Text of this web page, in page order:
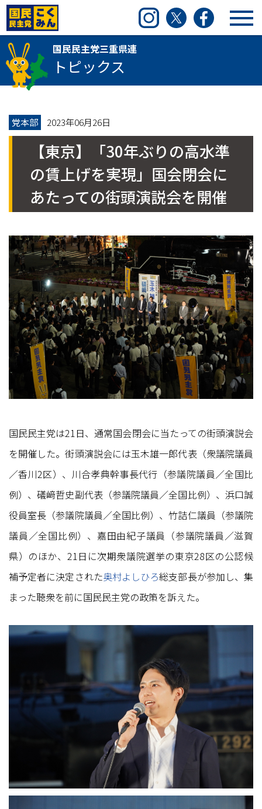
国民民主党三重県連 InstagramTwitter Facebook
国民民主党三重県連
トピックス
党本部 2023年06月26日
【東京】「30年ぶりの高水準
の賃上げを実現」国会閉会に
あたっての街頭演説会を開催
国民民主党は21日、通常国会閉会に当たっての街頭演説会
を開催した。街頭演説会には玉木雄一郎代表（衆議院議員
／香川2区）、川合孝典幹事長代行（参議院議員／全国比
例）、礒﨑哲史副代表（参議院議員／全国比例）、浜口誠
役員室長（参議院議員／全国比例）、竹詰仁議員（参議院
議員／全国比例）、嘉田由紀子議員（参議院議員／滋賀
県）のほか、21日に次期衆議院選挙の東京28区の公認候
補予定者に決定された奥村よしひろ総支部長が参加し、集
まった聴衆を前に国民民主党の政策を訴えた。